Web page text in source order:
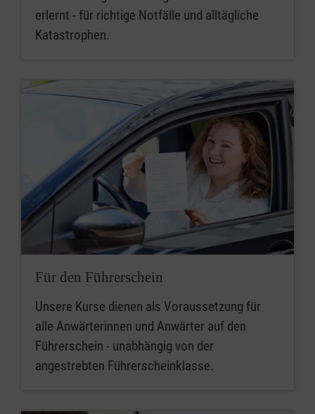
erlernt - für richtige Notfälle und alltägliche
Katastrophen.
Für den Führerschein
Unsere Kurse dienen als Voraussetzung für
alle Anwärterinnen und Anwärter auf den
Führerschein - unabhängig von der
angestrebten Führerscheinklasse.